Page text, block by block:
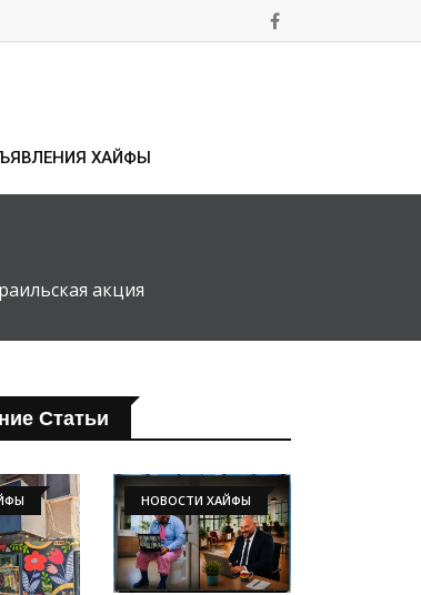
ХАЙФЫ
акция
Статьи
НОВОСТИ ХАЙФЫ